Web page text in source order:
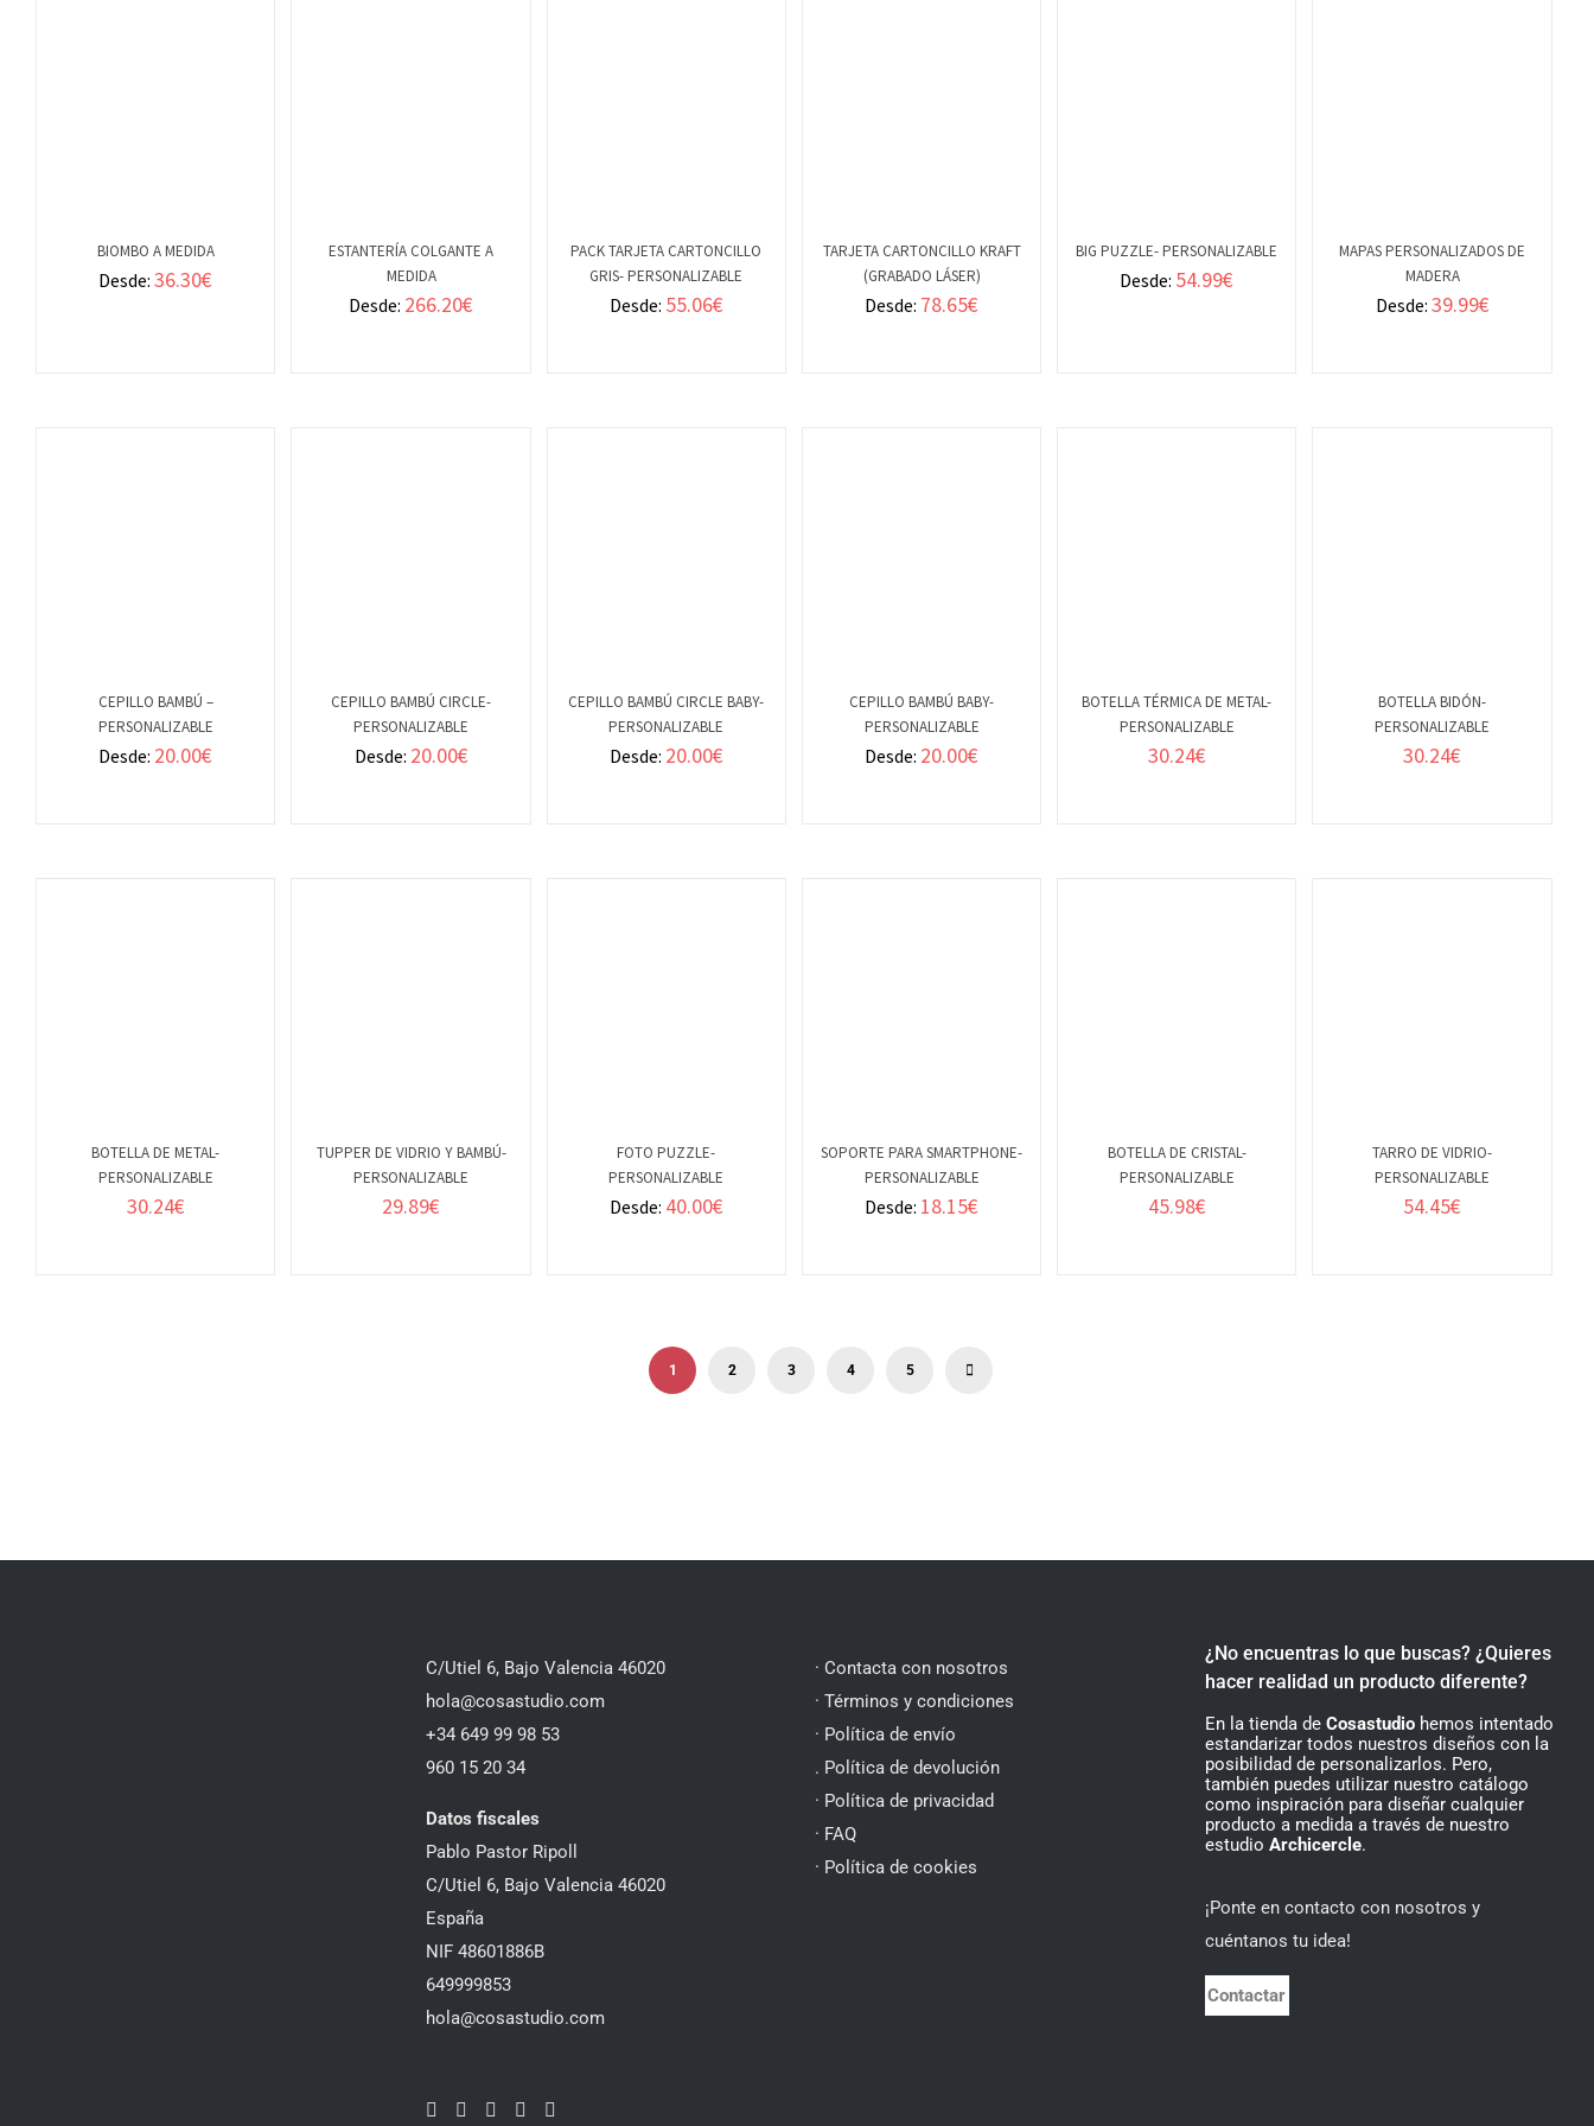
VER
BIOMBO A MEDIDA
Desde:36.30€
VER
DETALLES
ESTANTERÍA COLGANTE A
MEDIDA
Desde: 266.20€
VER
DETALLES
PACK TARJETA CARTONCILLO
GRIS- PERSONALIZABLE
Desde: 55.06€
VER
DETALLES
TARJETA CARTONCILLO KRAFT
(GRABADO LÁSER)
Desde: 78.65€
VER
BIG PUZZLE- PERSONALIZABLE
Desde: 54.99€
VER
DETALLES
MAPAS PERSONALIZADOS DE
MADERA
Desde: 39.99€
VER
DETALLES
CEPILLO BAMBÚ –
PERSONALIZABLE
Desde: 20.00€
VER
DETALLES
CEPILLO BAMBÚ CIRCLE-
PERSONALIZABLE
Desde: 20.00€
VER
DETALLES
CEPILLO BAMBÚ CIRCLE BABY-
PERSONALIZABLE
Desde: 20.00€
VER
DETALLES
CEPILLO BAMBÚ BABY-
PERSONALIZABLE
Desde: 20.00€
VER
DETALLES
BOTELLA TÉRMICA DE METAL-
PERSONALIZABLE
30.24€
VER
DETALLES
BOTELLA BIDÓN-
PERSONALIZABLE
30.24€
VER
DETALLES
BOTELLA DE METAL-
PERSONALIZABLE
30.24€
VER
DETALLES
TUPPER DE VIDRIO Y BAMBÚ-
PERSONALIZABLE
29.89€
VER
DETALLES
FOTO PUZZLE-
PERSONALIZABLE
Desde: 40.00€
VER
DETALLES
SOPORTE PARA SMARTPHONE-
PERSONALIZABLE
Desde: 18.15€
VER
DETALLES
BOTELLA DE CRISTAL-
PERSONALIZABLE
45.98€
VER
DETALLES
TARRO DE VIDRIO-
PERSONALIZABLE
54.45€
1 2 3 4 5
C/Utiel 6, Bajo Valencia 46020
hola@cosastudio.com
+34 649 99 98 53
960 15 20 34
Datos fiscales
Pablo Pastor Ripoll
C/Utiel 6, Bajo Valencia 46020
España
NIF 48601886B
649999853
hola@cosastudio.com
· Contacta con nosotros
· Términos y condiciones
· Política de envío
. Política de devolución
· Política de privacidad
· FAQ
· Política de cookies
¿No encuentras lo que buscas? ¿Quieres
hacer realidad un producto diferente?
En la tienda de Cosastudiohemos intentado
estandarizar todos nuestros diseños con la
posibilidad de personalizarlos. Pero,
también puedes utilizar nuestro catálogo
como inspiración para diseñar cualquier
producto a medida a través de nuestro
estudio Archicercle.
¡Ponte en contacto con nosotros y
cuéntanos tu idea!
Contactar